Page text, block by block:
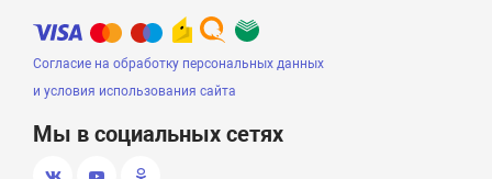
Согласие на обработку персональных данных
и условия использования сайта
Мы в социальных сетях